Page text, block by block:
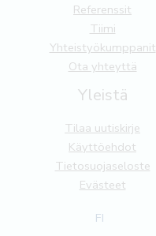
Referenssit
Tiimi
Yhteistyökumppanit
Ota yhteyttä
Yleistä
Tilaa uutiskirje
Käyttöehdot
Tietosuojaseloste
Evästeet
FI